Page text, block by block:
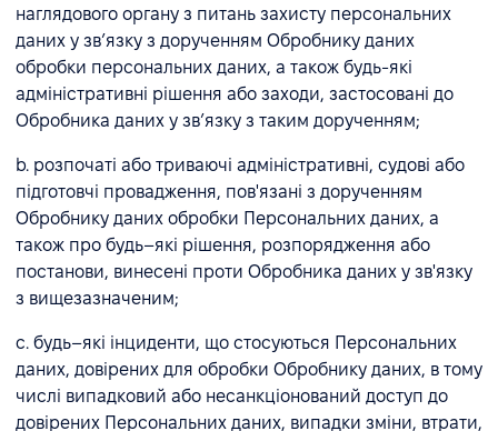
наглядового органу з питань захисту персональних
даних у зв’язку з дорученням Обробнику даних
обробки персональних даних, а також будь-які
адміністративні рішення або заходи, застосовані до
Обробника даних у зв’язку з таким дорученням;
b. розпочаті або триваючі адміністративні, судові або
підготовчі провадження, пов'язані з дорученням
Обробнику даних обробки Персональних даних, а
також про будь–які рішення, розпорядження або
постанови, винесені проти Обробника даних у зв'язку
з вищезазначеним;
c. будь–які інциденти, що стосуються Персональних
даних, довірених для обробки Обробнику даних, в тому
числі випадковий або несанкціонований доступ до
довірених Персональних даних, випадки зміни, втрати,